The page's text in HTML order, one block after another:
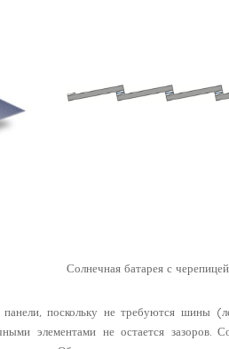
Солнечная батарея с
поскольку не требуются шины
элементами не остается зазоров.